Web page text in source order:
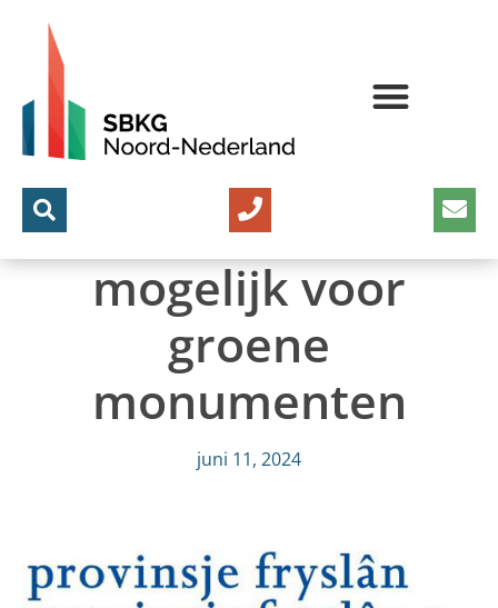
Nu ook subsidie
mogelijk voor
groene
monumenten
juni 11, 2024